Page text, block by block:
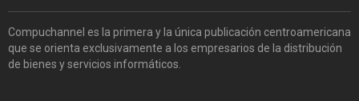
Compuchannel es la primera y la única publicación centroamericana
que se orienta exclusivamente a los empresarios de la distribución
de bienes y servicios informáticos.